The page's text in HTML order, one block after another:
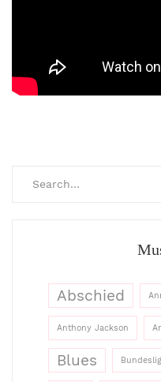
Abschied
Anthony Jackson
Blues